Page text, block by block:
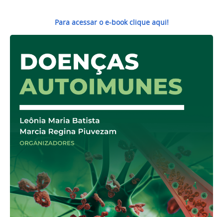
Para acessar o e-book clique aqui!